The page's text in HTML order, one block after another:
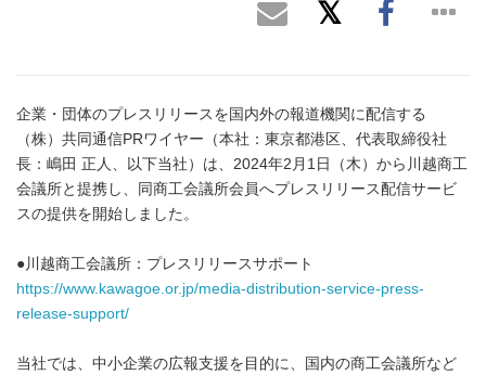
企業・団体のプレスリリースを国内外の報道機関に配信する
（株）共同通信PRワイヤー（本社：東京都港区、代表取締役社
長：嶋田 正人、以下当社）は、2024年2月1日（木）から川越商工
会議所と提携し、同商工会議所会員へプレスリリース配信サービ
スの提供を開始しました。
●川越商工会議所：プレスリリースサポート
https://www.kawagoe.or.jp/media-distribution-service-press-
release-support/
当社では、中小企業の広報支援を目的に、国内の商工会議所など